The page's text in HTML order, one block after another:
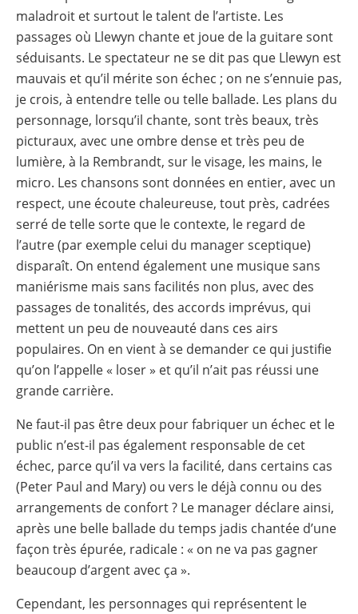
maladroit et surtout le talent de l’artiste. Les
passages où Llewyn chante et joue de la guitare sont
séduisants. Le spectateur ne se dit pas que Llewyn est
mauvais et qu’il mérite son échec ; on ne s’ennuie pas,
je crois, à entendre telle ou telle ballade. Les plans du
personnage, lorsqu’il chante, sont très beaux, très
picturaux, avec une ombre dense et très peu de
lumière, à la Rembrandt, sur le visage, les mains, le
micro. Les chansons sont données en entier, avec un
respect, une écoute chaleureuse, tout près, cadrées
serré de telle sorte que le contexte, le regard de
l’autre (par exemple celui du manager sceptique)
disparaît. On entend également une musique sans
maniérisme mais sans facilités non plus, avec des
passages de tonalités, des accords imprévus, qui
mettent un peu de nouveauté dans ces airs
populaires. On en vient à se demander ce qui justifie
qu’on l’appelle « loser » et qu’il n’ait pas réussi une
grande carrière.
Ne faut-il pas être deux pour fabriquer un échec et le
public n’est-il pas également responsable de cet
échec, parce qu’il va vers la facilité, dans certains cas
(Peter Paul and Mary) ou vers le déjà connu ou des
arrangements de confort ? Le manager déclare ainsi,
après une belle ballade du temps jadis chantée d’une
façon très épurée, radicale : « on ne va pas gagner
beaucoup d’argent avec ça ».
Cependant, les personnages qui représentent le